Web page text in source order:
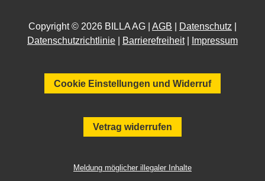
Copyright © 2026 BILLA AG | AGB Datenschutz
Datenschutzrichtlinie
Barrierefreiheit| Impressum
Cookie Einstellungen und Widerruf
Vetrag widerrufen
Meldung möglicher illegaler Inhalte